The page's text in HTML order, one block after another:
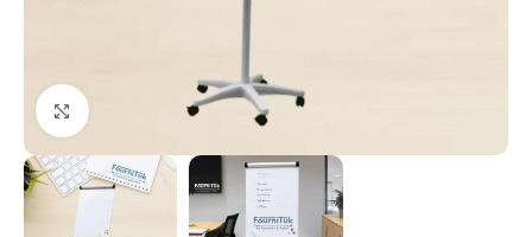
Cliquez pour agrandir